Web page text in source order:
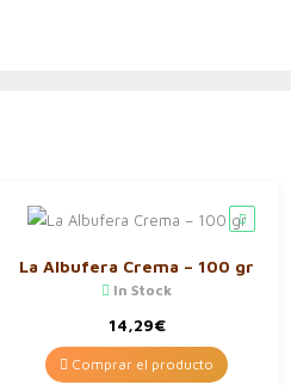
La Albufera Crema – 100 gr
In Stock
14,29€
Comprar el producto